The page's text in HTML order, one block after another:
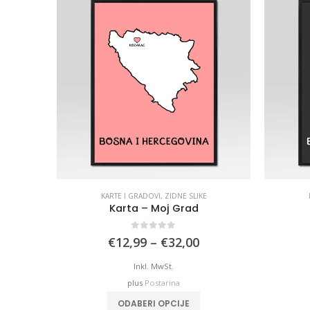
KARTE I GRADOVI, ZIDNE SLIKE
Karta – Moj Grad
€12,99 – €32,00Price
Inkl. MwSt.
plus Postarina
ODABERI OPCIJE